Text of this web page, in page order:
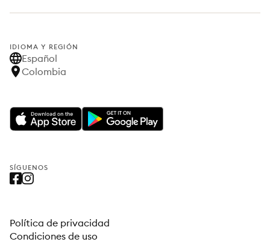
IDIOMA Y REGIÓN
Español
Colombia
SÍGUENOS
Política de privacidad
Condiciones de uso